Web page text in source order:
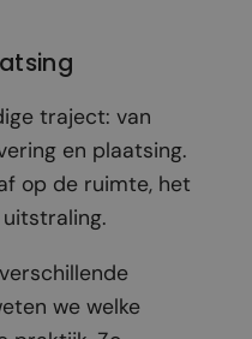
traject: van
en plaatsing.
op de ruimte, het
we welke